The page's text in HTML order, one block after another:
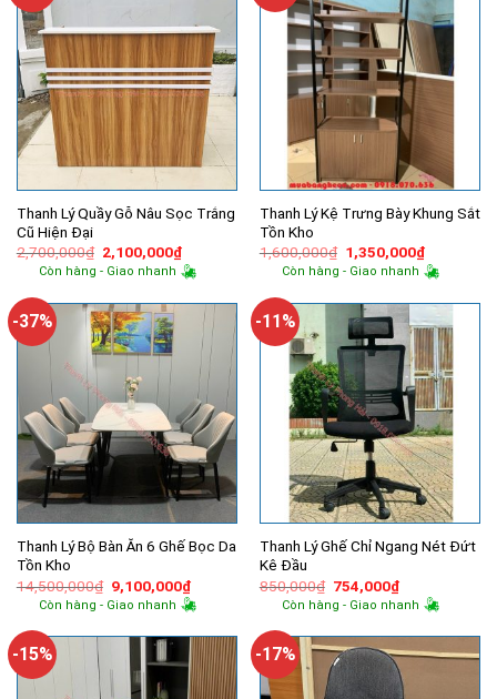
Thanh Lý Quầy Gỗ Nâu Sọc Trắng
Cũ Hiện Đại
2,700,000₫ Giá
gốc
là:
2,100,000₫Giá
hiện
tại
2,100,000₫.
Còn hàng - Giao nhanh
Thanh Lý Kệ Trưng Bày Khung Sắt
Tồn Kho
1,600,000₫ Giá
gốc
là:
1,350,000₫Giá
hiện
tại
Còn hàng - Giao nhanh
-37%
Thanh Lý Bộ Bàn Ăn 6 Ghế Bọc Da
Tồn Kho
14,500,000₫ Giá
gốc
là:
9,100,000₫Giá
hiện
tại
9,100,000₫.
Còn hàng - Giao nhanh
-11%
Thanh Lý Ghế Chỉ Ngang Nét Đứt
Kê Đầu
850,000₫ Giá
gốc
là:
754,000₫Giá
hiện
tại
754,000₫.
Còn hàng - Giao nhanh
-15% -17%